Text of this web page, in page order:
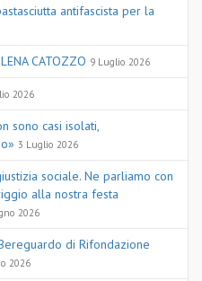
antifascista per la
CATOZZO 9 Luglio 2026
2026
sono casi isolati,
3 Luglio 2026
sociale. Ne parliamo con
alla nostra festa
2026
di Rifondazione
2026